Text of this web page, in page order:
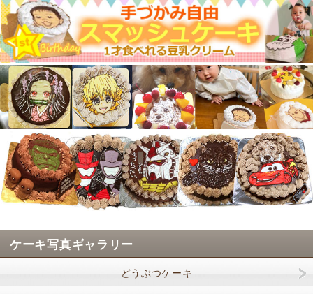
ケーキ写真ギャラリー
どうぶつケーキ